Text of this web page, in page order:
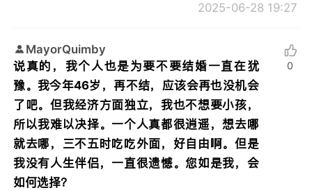
2025-06-28 19:27
MayorQuimby
说真的，我个人也是为要不要结婚一直在犹
豫。我今年46岁，再不结，应该会再也没机会
了吧。但我经济方面独立，我也不想要小孩，
所以我难以决择。一个人真都很逍遥，想去哪
就去哪，三不五时吃吃外面，好自由啊。但是
我没有人生伴侣，一直很遗憾。您如是我，会
如何选择？
0